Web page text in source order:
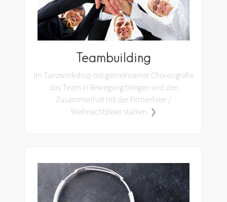
Teambuilding
Im Tanzworkshop mit gemeinsamer Choreografie
das Team in Bewegung bringen und den
Zusammenhalt mit der Firmenfeier /
Weihnachtsfeier stärken. ❯